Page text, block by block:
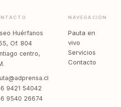
Huérfanos
Of. 804
centro,
9421 54042
9540 26674
NAVEGACIÓN
Pauta en
vivo
Servicios
Contacto